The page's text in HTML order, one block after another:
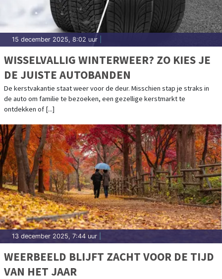
15 december 2025, 8:02 uur
WISSELVALLIG WINTERWEER? ZO KIES JE
DE JUISTE AUTOBANDEN
De kerstvakantie staat weer voor de deur. Misschien stap je straks in
de auto om familie te bezoeken, een gezellige kerstmarkt te
ontdekken of [...]
13 december 2025, 7:44 uur
WEERBEELD BLIJFT ZACHT VOOR DE TIJD
VAN HET JAAR